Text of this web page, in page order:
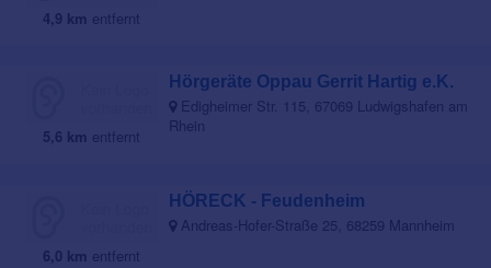
4,9 km entfernt
5,6 km entfernt
Hörgeräte Oppau Gerrit Hartig e.K.
Edigheimer Str. 115, 67069 Ludwigshafen am
Rhein
6,0 km entfernt
HÖRECK - Feudenheim
Andreas-Hofer-Straße 25, 68259 Mannheim